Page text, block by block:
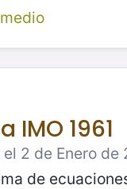
IMO 1961
2 de Enero de
de